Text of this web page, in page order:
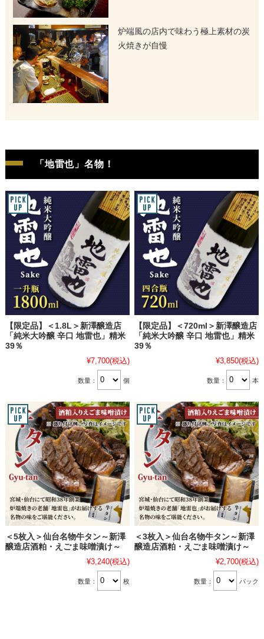
炉端風の店内で味わう極上素材の炭
火焼きが自慢
「地雷也」名物！
【限定品】＜1.8L＞新澤醸造店
「純米大吟醸 辛口 地雷也」精米
39％
¥7,700(税込)
数量： 個
【限定品】＜720ml＞新澤醸造店
「純米大吟醸 辛口 地雷也」精米
39％
¥3,850(税込)
数量： 本
＜5枚入＞仙台名物牛タン～新澤
醸造店酒粕・えごま味噌漬け～
¥3,240(税込)
数量： 枚
＜3枚入＞仙台名物牛タン～新澤
醸造店酒粕・えごま味噌漬け～
¥2,700(税込)
数量： パック